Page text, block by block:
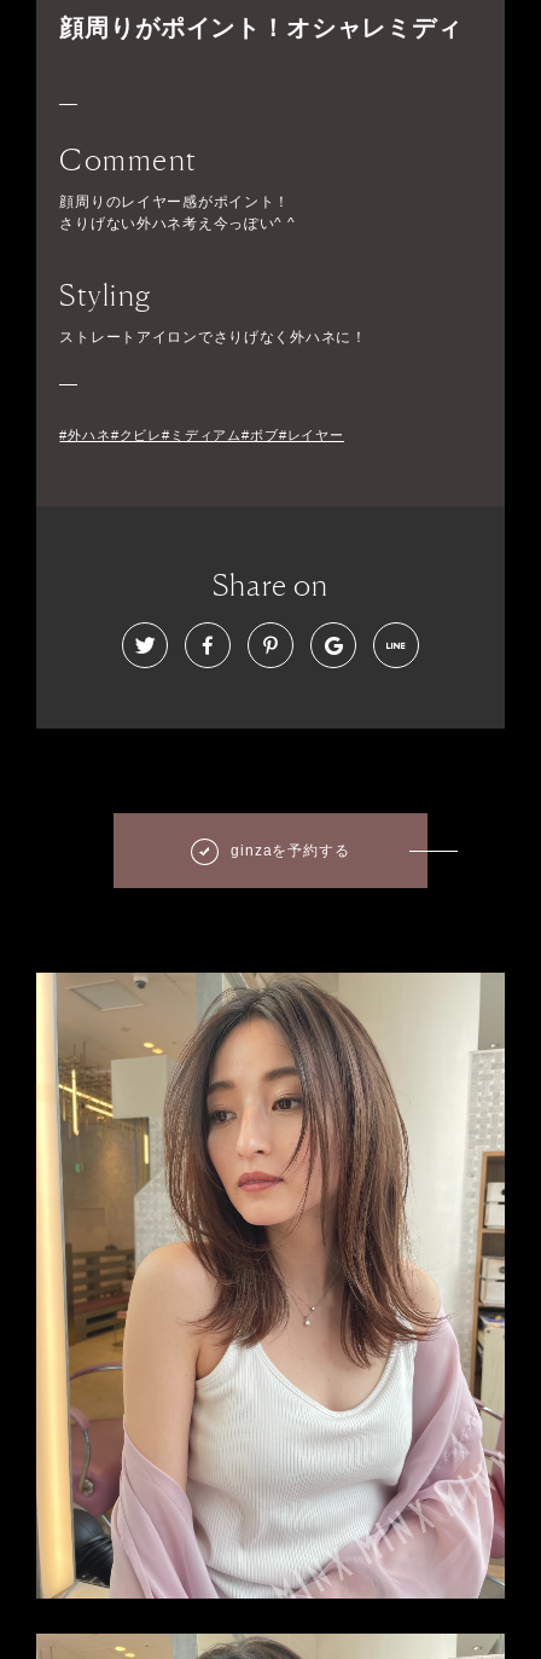
顔周りがポイント！オシャレミディ
Comment
顔周りのレイヤー感がポイント！
さりげない外ハネ考え今っぽい^ ^
Styling
ストレートアイロンでさりげなく外ハネに！
#外ハネ#クビレ#ミディアム#ボブ#レイヤー
Share on
ginzaを予約する